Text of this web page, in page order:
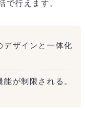
で行えます。
デザインと一体化
が制限される。